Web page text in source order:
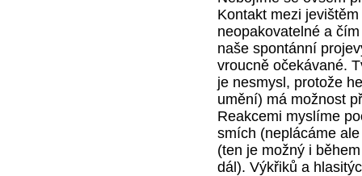
Kontakt mezi
neopakovatelné a
naše spontánní
vroucně očekávané.
je nesmysl, protože
umění) má možnost
Reakcemi myslíme
smích (neplácáme
(ten je možný i
dál). Výkřiků a